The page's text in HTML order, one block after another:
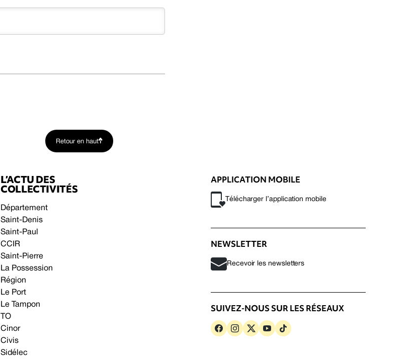
Retour en haut
L’ACTU DES
COLLECTIVITÉS
Département
Saint-Denis
Saint-Paul
CCIR
Saint-Pierre
La Possession
Région
Le Port
Le Tampon
TO
Cinor
Civis
Sidélec
APPLICATION MOBILE
Télécharger l’application mobile
NEWSLETTER
Recevoir les newsletters
SUIVEZ-NOUS SUR LES RÉSEAUX